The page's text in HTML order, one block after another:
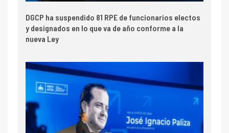
DGCP ha suspendido 81 RPE de funcionarios electos
y designados en lo que va de año conforme a la
nueva Ley